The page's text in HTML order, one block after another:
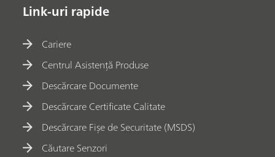
Link-uri rapide
Cariere
Centrul Asistență Produse
Descărcare Documente
Descărcare Certificate Calitate
Descărcare Fișe de Securitate (MSDS)
Căutare Senzori